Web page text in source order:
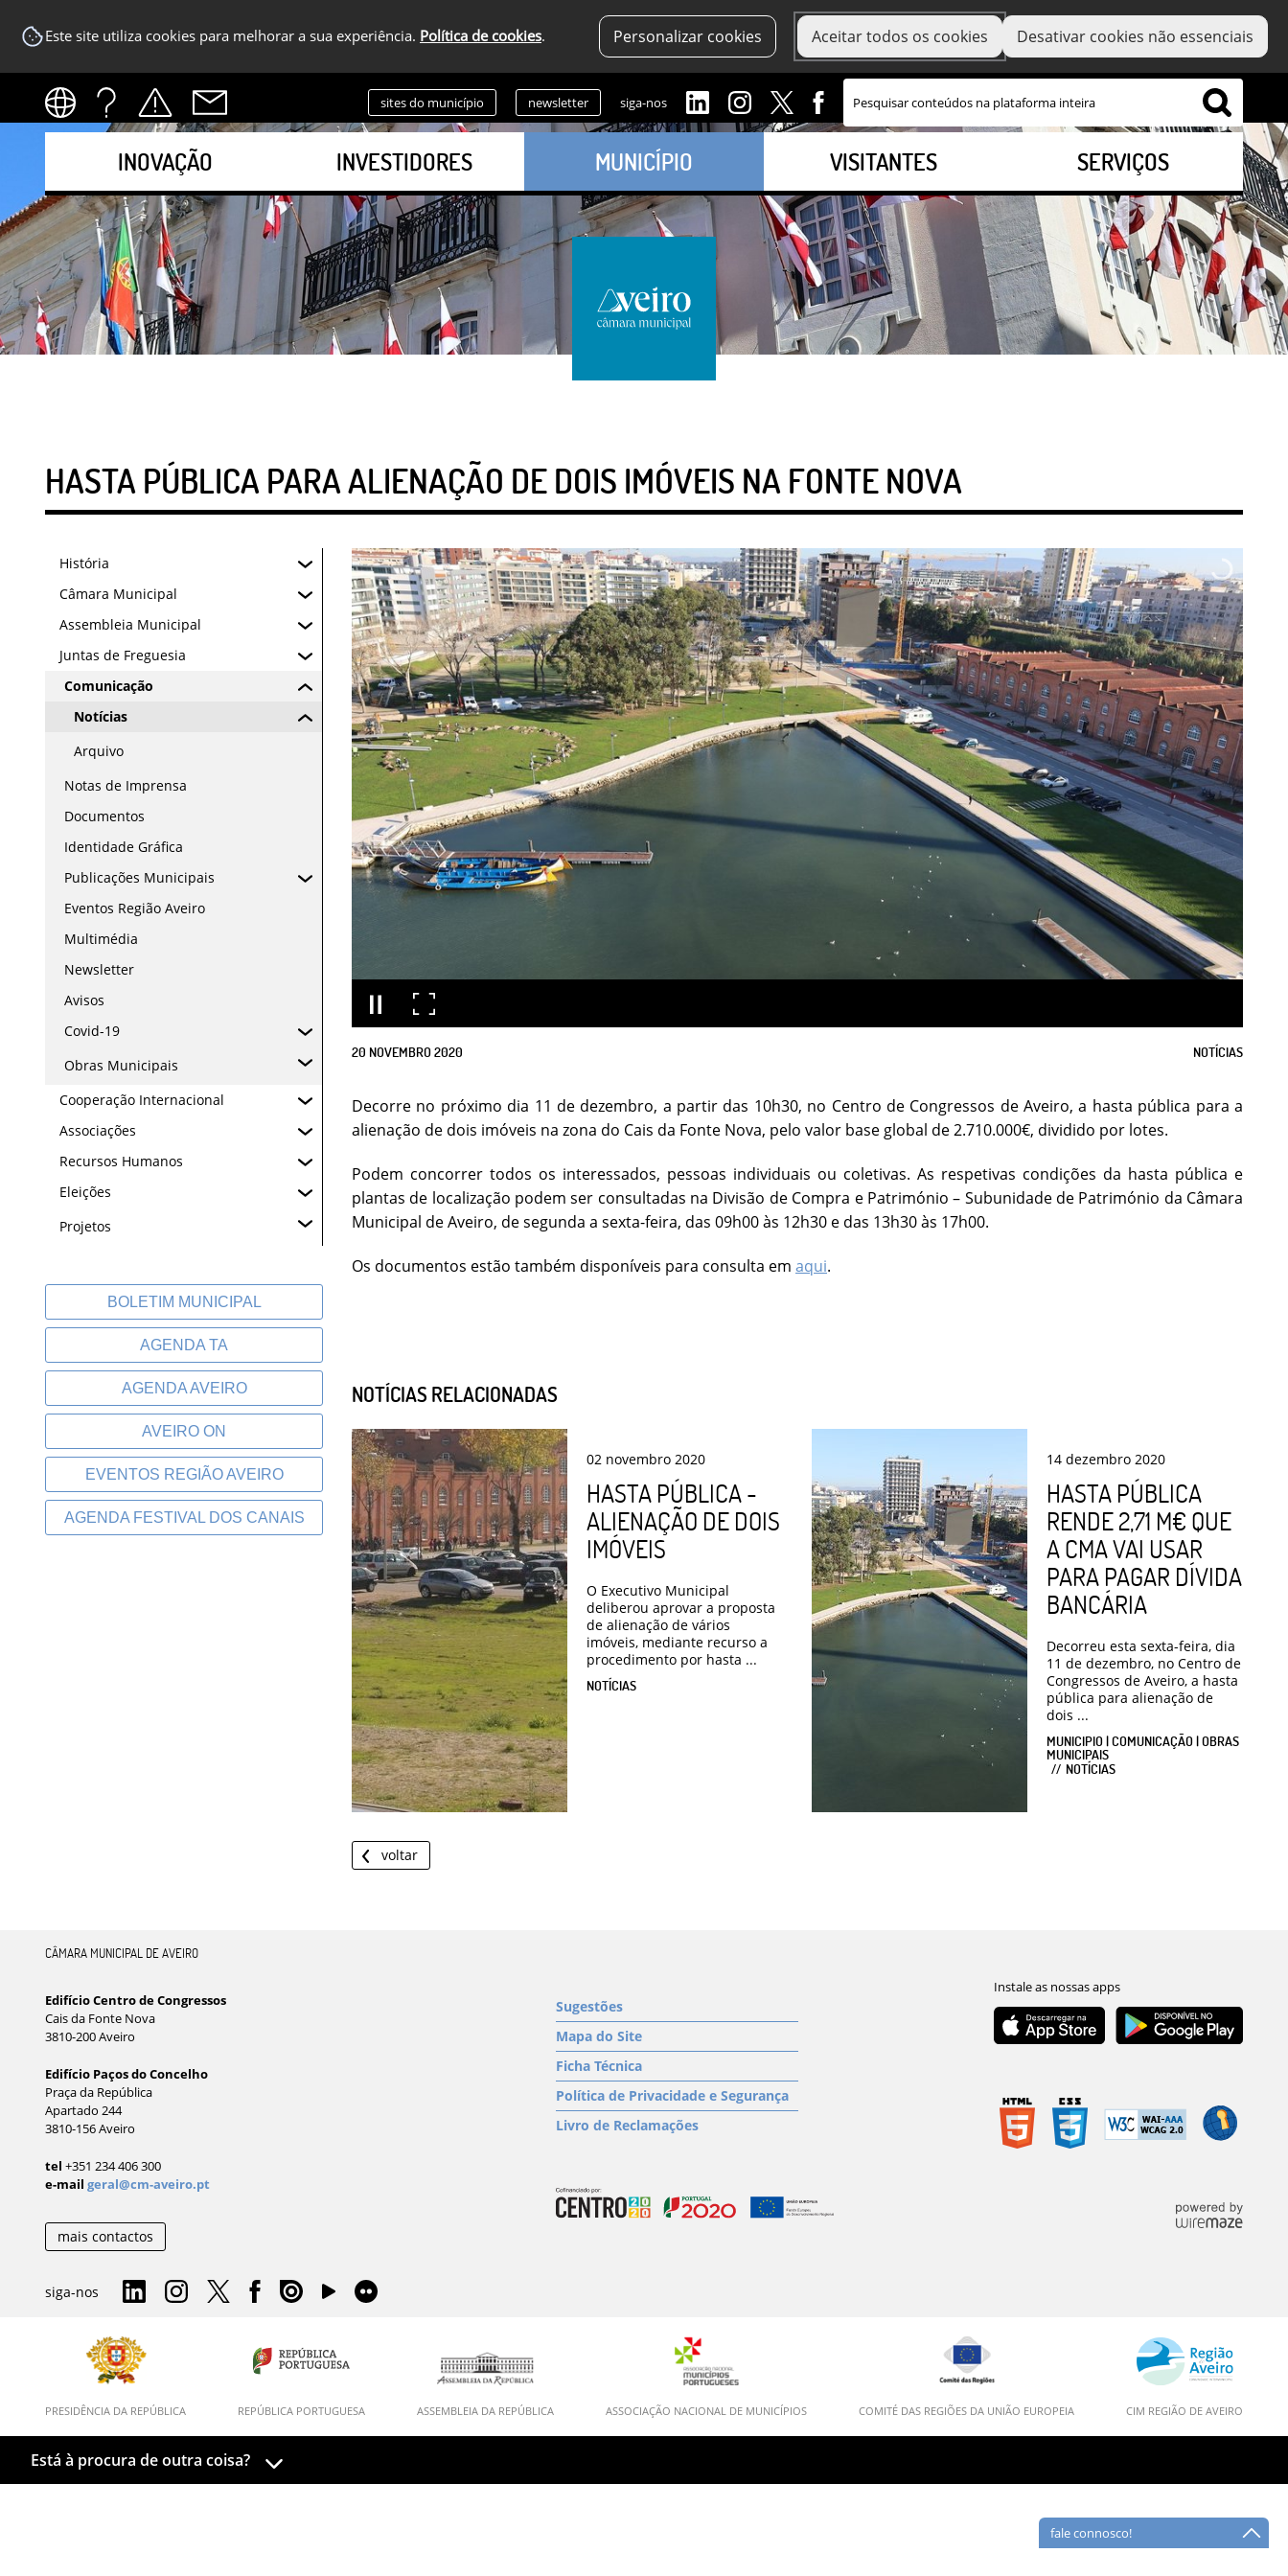
Este site utiliza cookies para melhorar a sua experiência. Política de cookies. Personalizar cookies Aceitar todos os cookies Desativar cookies não essenciais
sites do município newsletter siga-nos
INOVAÇÃO INVESTIDORES MUNICÍPIO VISITANTES SERVIÇOS
HASTA PÚBLICA PARA ALIENAÇÃO DE DOIS IMÓVEIS NA FONTE NOVA
História
Câmara Municipal
Assembleia Municipal
Juntas de Freguesia
Comunicação
Notícias
Arquivo
Notas de Imprensa
Documentos
Identidade Gráfica
Publicações Municipais
Eventos Região Aveiro
Multimédia
Newsletter
Avisos
Covid-19
Obras Municipais
Cooperação Internacional
Associações
Recursos Humanos
Eleições
Projetos
BOLETIM MUNICIPAL
AGENDA TA
AGENDA AVEIRO
AVEIRO ON
EVENTOS REGIÃO AVEIRO
AGENDA FESTIVAL DOS CANAIS
20 NOVEMBRO2020 NOTÍCIAS
Decorre no próximo dia 11 de dezembro, a partir das 10h30, no Centro de Congressos de Aveiro, a hasta pública para a
alienação de dois imóveis na zona do Cais da Fonte Nova, pelo valor base global de 2.710.000€, dividido por lotes.
Podem concorrer todos os interessados, pessoas individuais ou coletivas. As respetivas condições da hasta pública e
plantas de localização podem ser consultadas na Divisão de Compra e Património – Subunidade de Património da Câmara
Municipal de Aveiro, de segunda a sexta-feira, das 09h00 às 12h30 e das 13h30 às 17h00.
Os documentos estão também disponíveis para consulta em aqui.
NOTÍCIAS RELACIONADAS
02 novembro 2020
HASTA PÚBLICA -
ALIENAÇÃO DE DOIS
IMÓVEIS
O Executivo Municipal
deliberou aprovar a proposta
de alienação de vários
imóveis, mediante recurso a
procedimento por hasta ...
NOTÍCIAS
14 dezembro 2020
HASTA PÚBLICA
RENDE 2,71 M€ QUE
A CMA VAI USAR
PARA PAGAR DÍVIDA
BANCÁRIA
Decorreu esta sexta-feira, dia
11 de dezembro, no Centro de
Congressos de Aveiro, a hasta
pública para alienação de
dois ...
MUNICIPIO | COMUNICAÇÃO | OBRAS
MUNICIPAIS
NOTÍCIAS
voltar
CÂMARA MUNICIPAL DE AVEIRO
Edifício Centro de Congressos
Cais da Fonte Nova
3810-200 Aveiro
Edifício Paços do Concelho
Praça da República
Apartado 244
3810-156 Aveiro
tel +351 234 406 300
e-mail geral@cm-aveiro.pt
mais contactos
siga-nos
Sugestões
Mapa do Site
Ficha Técnica
Política de Privacidade e Segurança
Livro de Reclamações
PRESIDÊNCIA DA REPÚBLICA REPÚBLICA PORTUGUESA ASSEMBLEIA DA REPÚBLICA ASSOCIAÇÃO NACIONAL DE MUNICÍPIOS COMITÉ DAS REGIÕES DA UNIÃO EUROPEIA CIM REGIÃO DE AVEIRO
Está à procura de outra coisa?
fale connosco!